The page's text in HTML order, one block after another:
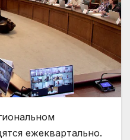
ежеквартально.